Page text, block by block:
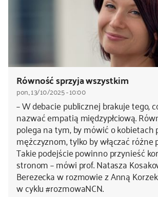
Równość sprzyja wszystkim
pon., 13/10/2025 - 10:00
– W debacie publicznej brakuje tego,
nazwać empatią międzypłciową.
polega na tym, by mówić o kobietach
mężczyznom, tylko by włączać różne
Takie podejście powinno przynieść
stronom – mówi prof. Natasza
Berezecka w rozmowie z Anną
w cyklu #rozmowaNCN.